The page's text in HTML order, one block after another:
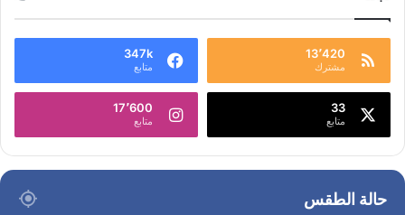
13٬420
مشترك
347k
متابع
33
متابع
17٬600
متابع
حالة الطقس